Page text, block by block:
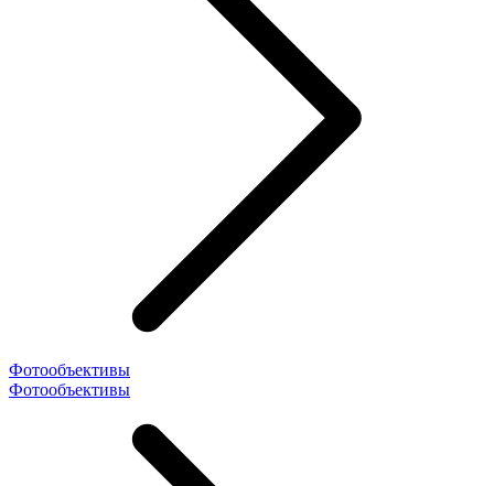
Фотообъективы
Фотообъективы